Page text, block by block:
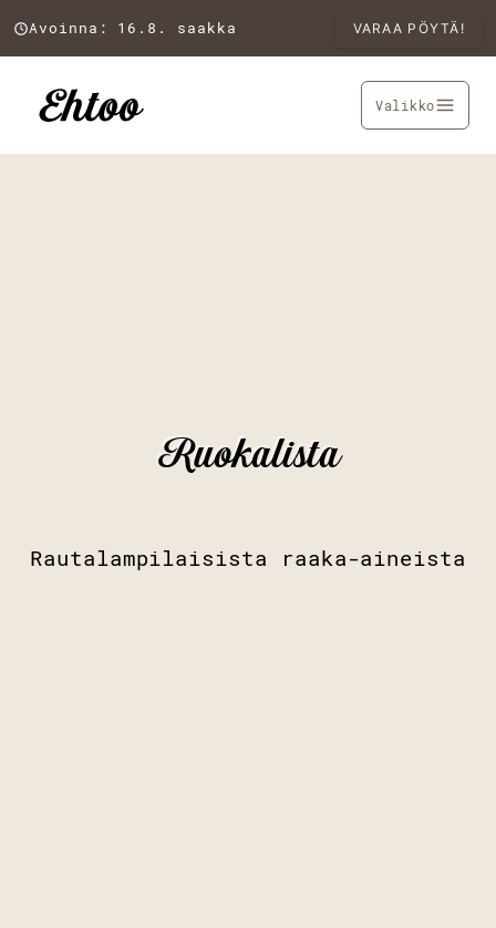
Avoinna: 16.8. saakka VARAA PÖYTÄ!
Valikko
Ruokalista
Rautalampilaisista raaka-aineista